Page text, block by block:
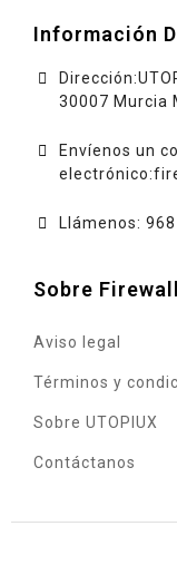
Información
30007 Murcia
Envíenos un
electrónico:
Llámenos:
Sobre
Aviso legal
Términos y
Sobre UTOPIUX
Contáctanos